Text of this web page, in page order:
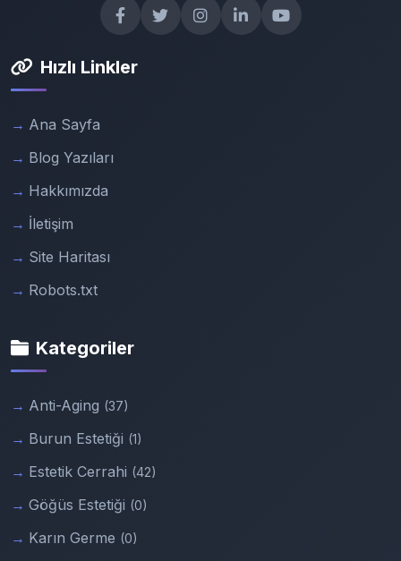
Hızlı Linkler
Ana Sayfa
Blog Yazıları
Hakkımızda
İletişim
Site Haritası
Robots.txt
Kategoriler
Anti-Aging (37)
Burun Estetiği (1)
Estetik Cerrahi (42)
Göğüs Estetiği (0)
Karın Germe (0)